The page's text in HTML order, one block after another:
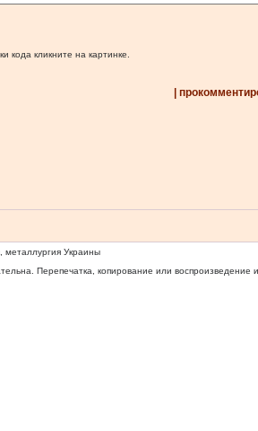
кода кликните на картинке.
|
металлургия Украины
Перепечатка, копирование или